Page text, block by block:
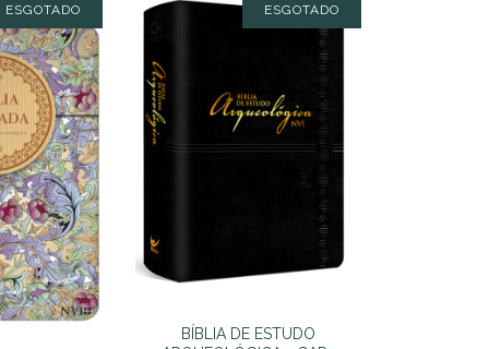
ESGOTADO ESGOTADO
BÍBLIA DE ESTUDO